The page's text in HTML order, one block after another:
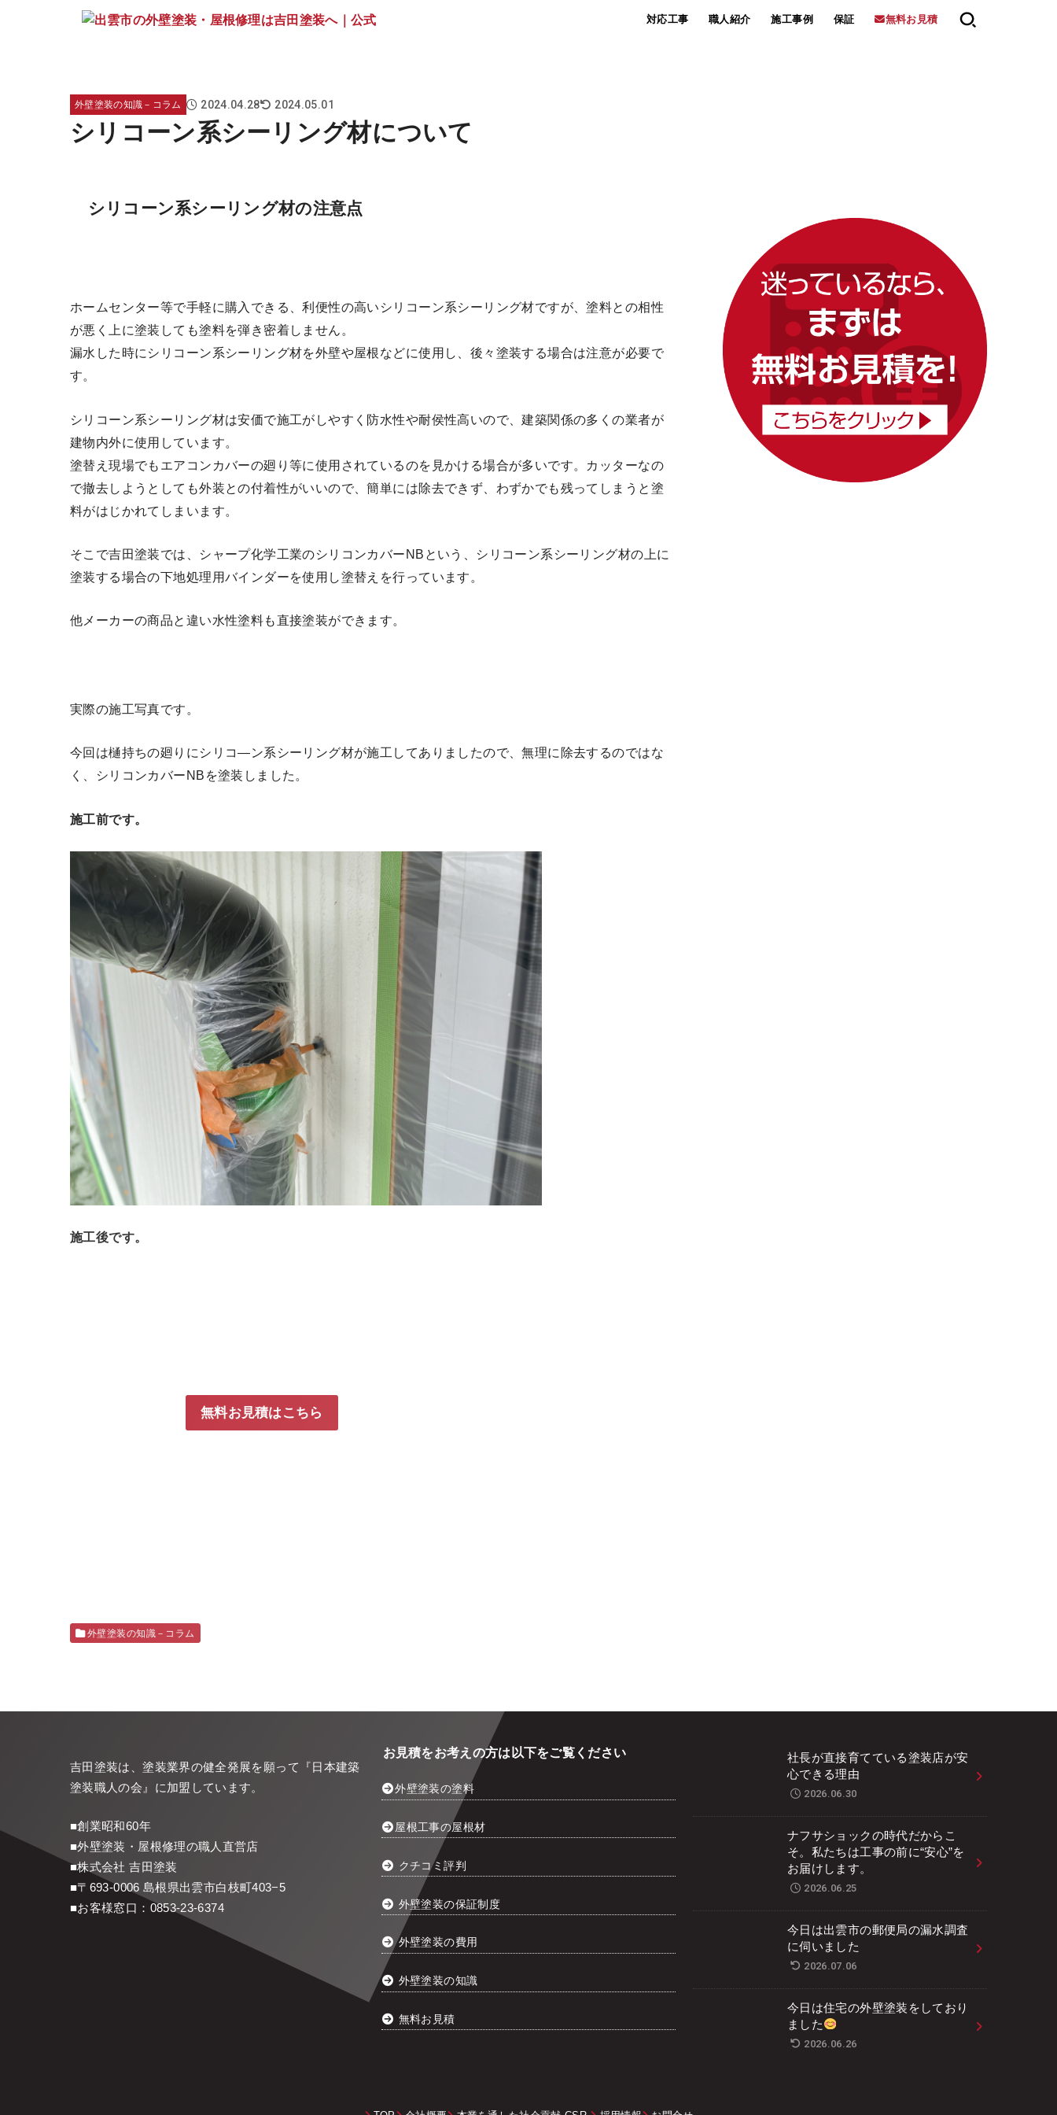
対応工事 職人紹介 施工事例 保証 無料お見積
外壁塗装の知識－コラム 2024.04.28 2024.05.01
シリコーン系シーリング材について
シリコーン系シーリング材の注意点
ホームセンター等で手軽に購入できる、利便性の高いシリコーン系シーリング材ですが、塗料との相性
が悪く上に塗装しても塗料を弾き密着しません。
漏水した時にシリコーン系シーリング材を外壁や屋根などに使用し、後々塗装する場合は注意が必要で
す。
シリコーン系シーリング材は安価で施工がしやすく防水性や耐侯性高いので、建築関係の多くの業者が
建物内外に使用しています。
塗替え現場でもエアコンカバーの廻り等に使用されているのを見かける場合が多いです。カッターなの
で撤去しようとしても外装との付着性がいいので、簡単には除去できず、わずかでも残ってしまうと塗
料がはじかれてしまいます。
そこで吉田塗装では、シャープ化学工業のシリコンカバーNBという、シリコーン系シーリング材の上に
塗装する場合の下地処理用バインダーを使用し塗替えを行っています。
他メーカーの商品と違い水性塗料も直接塗装ができます。
実際の施工写真です。
今回は樋持ちの廻りにシリコ―ン系シーリング材が施工してありましたので、無理に除去するのではな
く、シリコンカバーNBを塗装しました。
施工前です。
施工後です。
無料お見積はこちら
外壁塗装の知識－コラム
吉田塗装は、塗装業界の健全発展を願って『 日本建築
塗装職人の会 』に加盟しています。
■創業昭和60年
■外壁塗装・屋根修理の職人直営店
■株式会社 吉田塗装
■〒693-0006 島根県出雲市白枝町403−5
■お客様窓口： 0853-23-6374
お見積をお考えの方は以下をご覧ください
外壁塗装の塗料
屋根工事の屋根材
クチコミ評判
外壁塗装の保証制度
外壁塗装の費用
外壁塗装の知識
無料お見積
社長が直接育てている塗装店が安
心できる理由
2026.06.30
ナフサショックの時代だからこ
そ。私たちは工事の前に“安心”を
お届けします。
2026.06.25
今日は出雲市の郵便局の漏水調査
に伺いました
2026.07.06
今日は住宅の外壁塗装をしており
ました
2026.06.26